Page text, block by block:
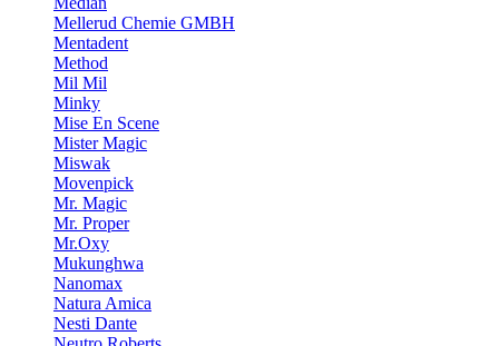
Mellerud Chemie GMBH
Mentadent
Method
Mil Mil
Minky
Mise En Scene
Mister Magic
Miswak
Movenpick
Mr. Magic
Mr. Proper
Mr.Oxy
Mukunghwa
Nanomax
Natura Amica
Nesti Dante